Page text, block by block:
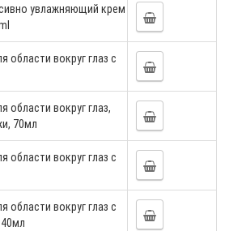
увлажняющий крем
области вокруг глаз с
области вокруг глаз,
70мл
области вокруг глаз с
области вокруг глаз с